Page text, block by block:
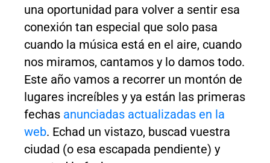
una oportunidad para volver a sentir esa
conexión tan especial que solo pasa
cuando la música está en el aire, cuando
nos miramos, cantamos y lo damos todo.
Este año vamos a recorrer un montón de
lugares increíbles y ya están las primeras
fechas anunciadas actualizadas en la
web. Echad un vistazo, buscad vuestra
ciudad (o esa escapada pendiente) y